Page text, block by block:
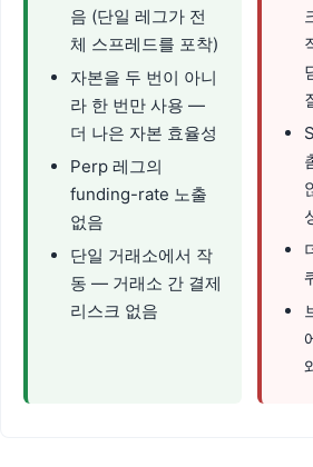
음 (단일 레그가 전
체 스프레드를 포착)
자본을 두 번이 아니
라 한 번만 사용 —
더 나은 자본 효율성
Perp 레그의
funding-rate 노출
없음
단일 거래소에서 작
동 — 거래소 간 결제
리스크 없음